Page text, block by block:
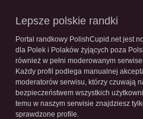
Lepsze polskie randki
Portal randkowy PolishCupid.net jest
dla Polek i Polaków żyjących poza
również w pełni moderowanym
Każdy profil podlega manualnej
moderatorów serwisu, którzy czuwają
bezpieczeństwem wszystkich
temu w naszym serwisie znajdziesz
sprawdzone profile.